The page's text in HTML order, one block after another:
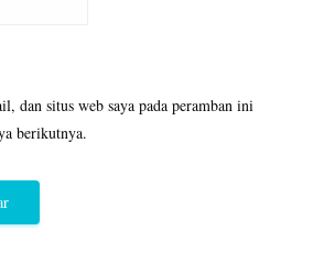
dan situs web saya pada peramban ini
berikutnya.